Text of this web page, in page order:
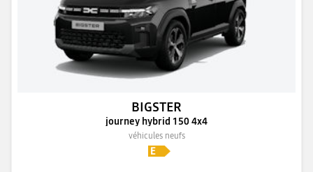
BIGSTER
journey hybrid 150 4x4
véhicules neufs